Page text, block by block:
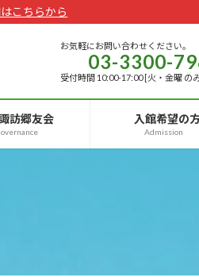
こちらから
お気軽にお問い合わせください。
03-3300-
受付時間 10:00-17:00 [火・金曜 の
訪郷友会 入館希望の
Admission